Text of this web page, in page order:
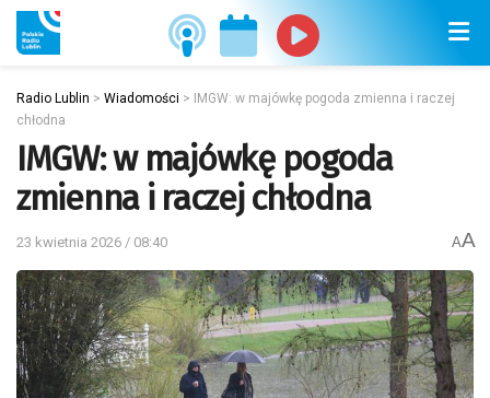
Radio Lublin > Wiadomości >
IMGW: w majówkę pogoda zmienna i raczej
chłodna
IMGW: w majówkę pogoda
zmienna i raczej chłodna
23 kwietnia 2026 / 08:40 AA